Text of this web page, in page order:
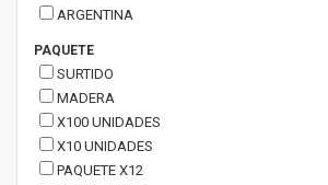
ARGENTINA
PAQUETE
SURTIDO
MADERA
X100 UNIDADES
X10 UNIDADES
PAQUETE X12